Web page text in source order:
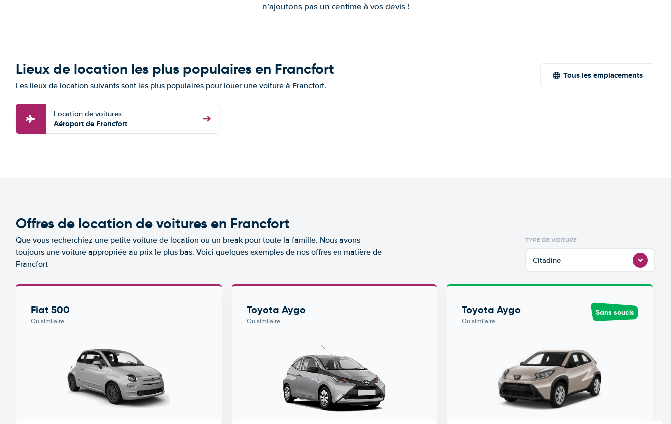
n’ajoutons pas un centime à vos devis !
Lieux de location les plus populaires en Francfort
Les lieux de location suivants sont les plus populaires pour louer une voiture à Francfort.
Tous les emplacements
Location de voitures
Aéroport de Francfort
Offres de location de voitures en Francfort
Que vous recherchiez une petite voiture de location ou un break pour toute la famille. Nous avons
toujours une voiture appropriée au prix le plus bas. Voici quelques exemples de nos offres en matière de
Francfort
TYPE DE VOITURE
Citadine
Fiat 500
Ou similaire
Toyota Aygo
Ou similaire
Toyota Aygo
Ou similaire
Sans soucis